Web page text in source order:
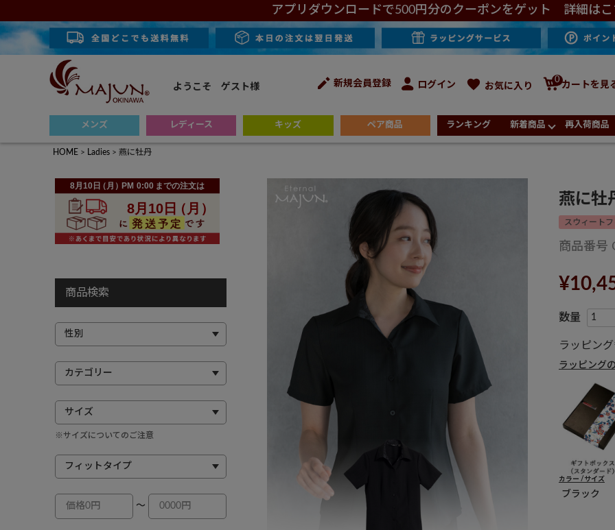
アプリダウンロードで500円分のクーポンをゲット 詳細はこ
ようこそ ゲスト様 新規会員登録 ログイン お気に入り
0
カートを見
メンズ レディース キッズ ペア商品 ランキング 新着商品 再入荷商品
HOME Ladies 燕に牡丹
商品検索
※サイズについてのご注意
～
燕に牡
スウィート
商品番号
¥
ラッピング
ラッピング
カラー サイズ
ブラック